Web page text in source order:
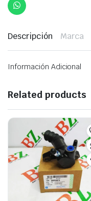
Descripción Marca
Información Adicional
Related products